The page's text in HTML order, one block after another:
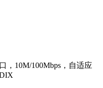
，10M/100Mbps，自适应